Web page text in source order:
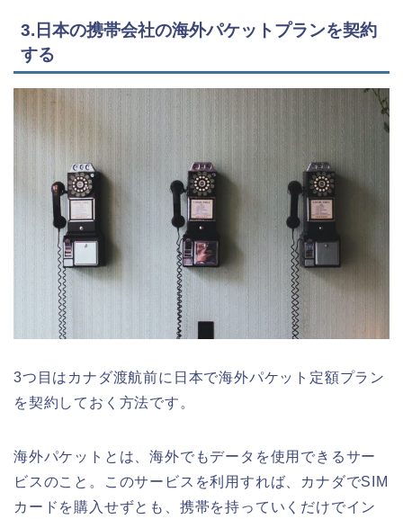
3.日本の携帯会社の海外パケットプランを契約
する
3つ目はカナダ渡航前に日本で海外パケット定額プラン
を契約しておく方法です。
海外パケットとは、海外でもデータを使用できるサー
ビスのこと。このサービスを利用すれば、カナダでSIM
カードを購入せずとも、携帯を持っていくだけでイン